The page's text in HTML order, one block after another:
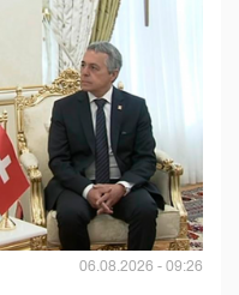
06.08.2026 - 09:26